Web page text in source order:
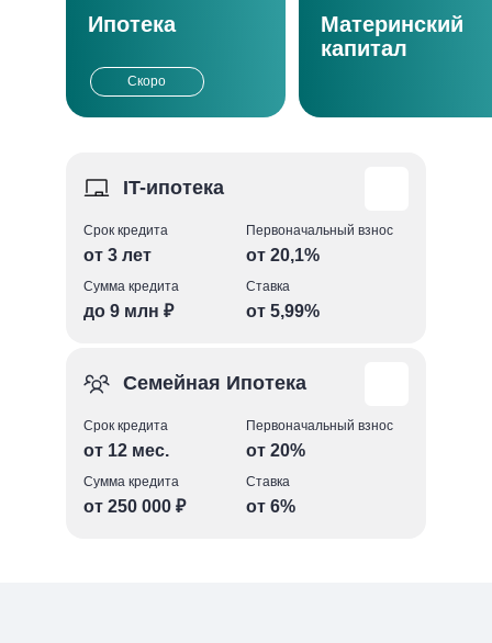
Материнский
капитал
Ипотека
Материнский
капитал
Ипотека
Скоро
IT-ипотека
до 9 млн ₽
Сумма кредита
от 3 лет
от 5,99%
Срок кредита
Ставка
от 20,1%
Первоначальный взнос
Ставка кредита
Подробнее
Cемейная Ипотека
от 250 000 ₽
Сумма кредита
от 12 мес.
от 6%
Срок кредита
Ставка
от 20%
Первоначальный взнос